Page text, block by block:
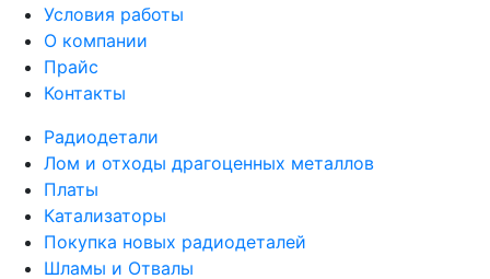
Условия работы
О компании
Прайс
Контакты
Радиодетали
Лом и отходы драгоценных металлов
Платы
Катализаторы
Покупка новых радиодеталей
Шламы и Отвалы